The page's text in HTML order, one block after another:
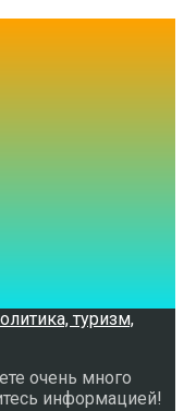
очень много
информацией!